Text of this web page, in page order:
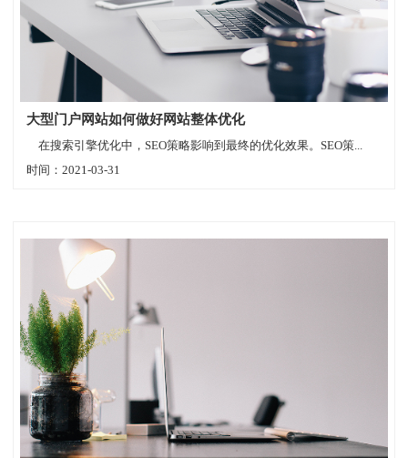
大型门户网站如何做好网站整体优化
在搜索引擎优化中，SEO策略影响到最终的优化效果。SEO策...
时间：2021-03-31